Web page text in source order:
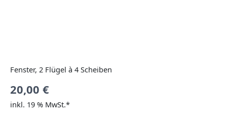
Fenster, 2 Flügel à 4 Scheiben
20,00 €
inkl. 19 % MwSt.*